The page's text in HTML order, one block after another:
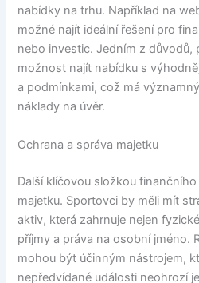
nabídky na trhu. Například na
možné najít ideální řešení pro
nebo investic. Jedním z důvodů,
možnost najít nabídku s
a podmínkami, což má
náklady na úvěr.
Ochrana a správa majetku
Další klíčovou složkou
majetku. Sportovci by měli mít
aktiv, která zahrnuje nejen
příjmy a práva na osobní jméno.
mohou být účinným nástrojem,
nepředvídané události neohrozí